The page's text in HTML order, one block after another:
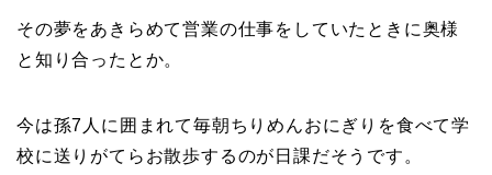
その夢をあきらめて営業の仕事をしていたときに奥様
と知り合ったとか。
今は孫7人に囲まれて毎朝ちりめんおにぎりを食べて学
校に送りがてらお散歩するのが日課だそうです。